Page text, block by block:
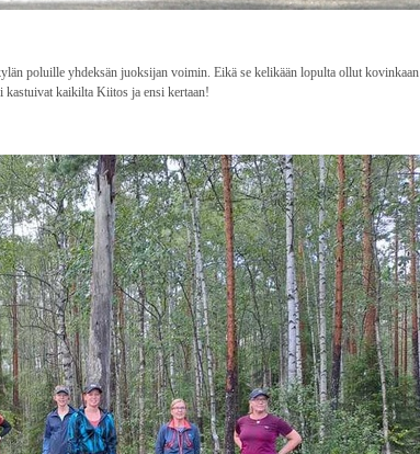
poluille yhdeksän juoksijan voimin. Eikä se kelikään lopulta ollut kovinkaan
kaikilta Kiitos ja ensi kertaan!